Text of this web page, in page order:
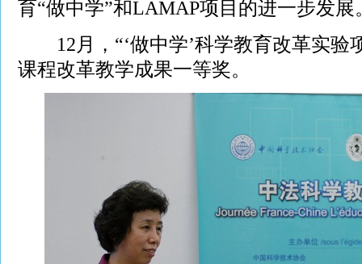
育“做中学”和LAMAP项目的进一步发展
12月，“‘做中学’科学教育改革实验
课程改革教学成果一等奖。